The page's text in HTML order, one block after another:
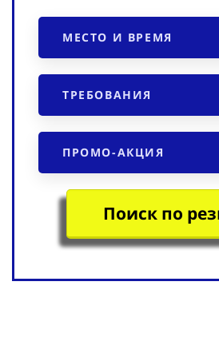
МЕСТО И ВРЕМЯ
ТРЕБОВАНИЯ
ПРОМО-АКЦИЯ
Поиск по